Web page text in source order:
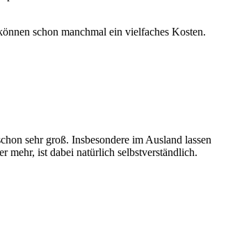
schon manchmal ein vielfaches Kosten.
sehr groß. Insbesondere im Ausland lassen
ist dabei natürlich selbstverständlich.